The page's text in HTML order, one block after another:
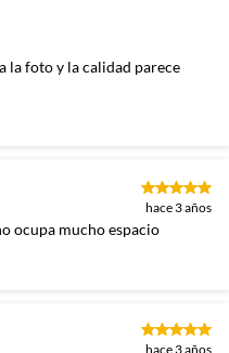
la foto y la calidad parece
hace 3 años
ocupa mucho espacio
hace 3 años